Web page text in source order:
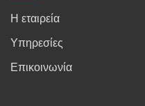
Η εταιρεία
Υπηρεσίες
Επικοινωνία